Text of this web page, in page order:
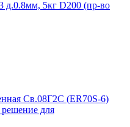
д.0.8мм, 5кг D200 (пр-во